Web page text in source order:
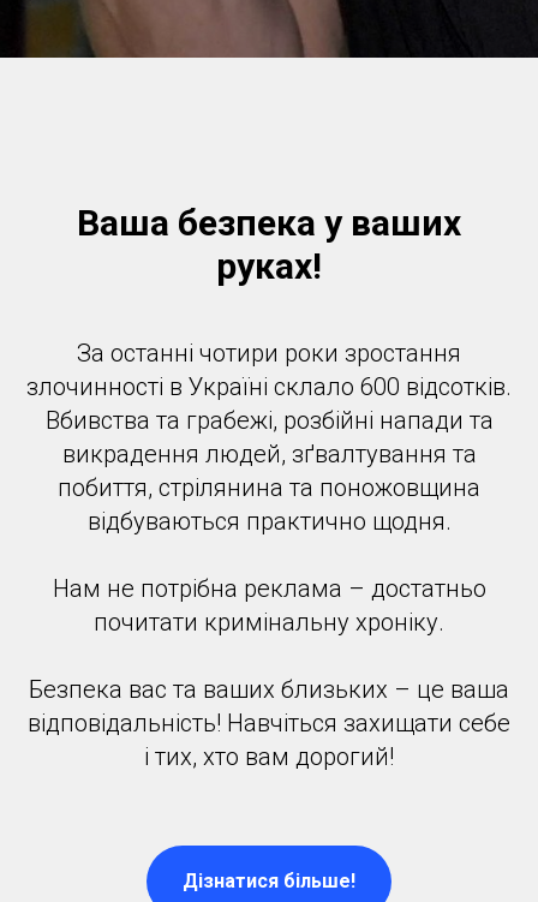
Ваша безпека у ваших
руках!
За останні чотири роки зростання
злочинності в Україні склало 600 відсотків.
Вбивства та грабежі, розбійні напади та
викрадення людей, зґвалтування та
побиття, стрілянина та поножовщина
відбуваються практично щодня.
Нам не потрібна реклама – достатньо
почитати кримінальну хроніку.
Безпека вас та ваших близьких – це ваша
відповідальність! Навчіться захищати себе
і тих, хто вам дорогий!
Дізнатися більше!